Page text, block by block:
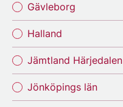
Gävleborg
Halland
Jämtland Härjedalen
Jönköpings län